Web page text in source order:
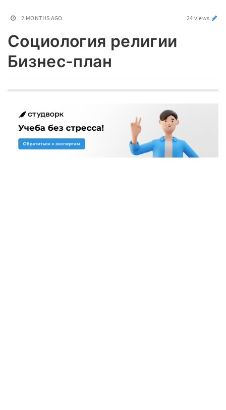
2 MONTHS AGO 24 views
Социология религии
Бизнес-план